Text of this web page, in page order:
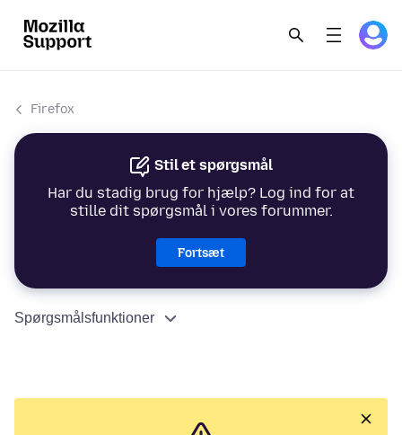
Firefox
Stil et spørgsmål
Har du stadig brug for hjælp? Log ind for at
stille dit spørgsmål i vores forummer.
Fortsæt
Spørgsmålsfunktioner